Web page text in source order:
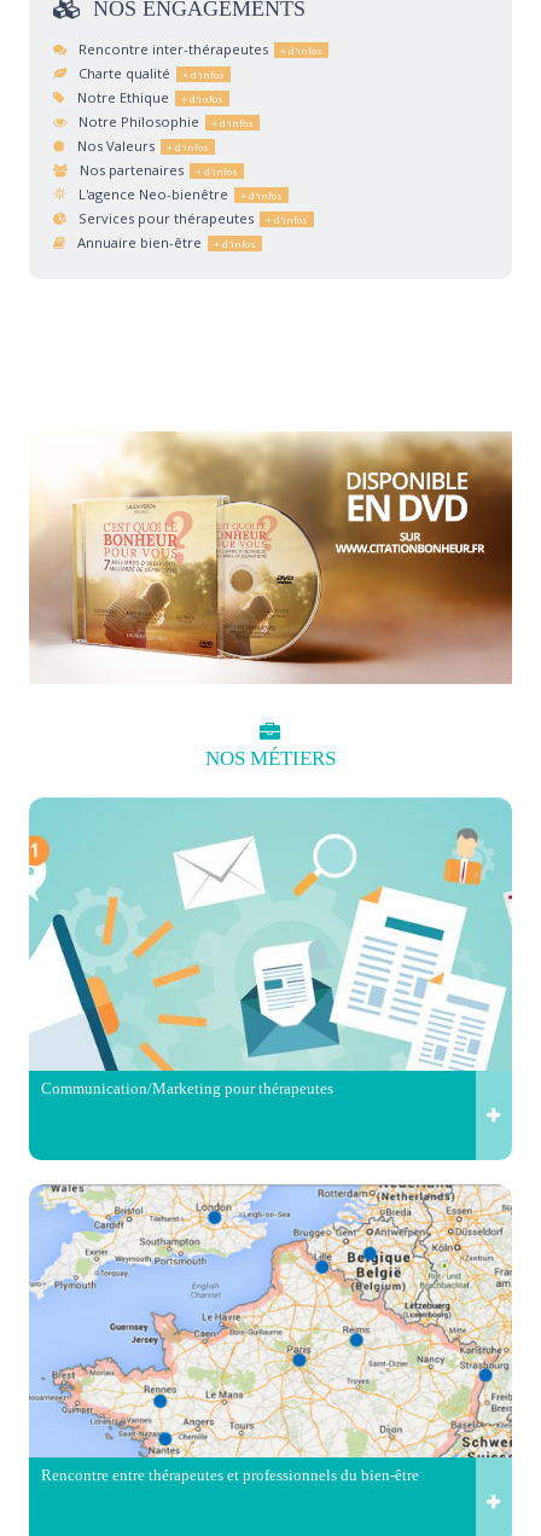
NOS ENGAGEMENTS
Rencontre inter-thérapeutes
Charte qualité
Notre Ethique
Notre Philosophie
Nos Valeurs
Nos partenaires
L'agence Neo-bienêtre
Services pour thérapeutes
Annuaire bien-être
NOS MÉTIERS
Communication/Marketing pour thérapeutes
Rencontre entre thérapeutes et professionnels du bien-être